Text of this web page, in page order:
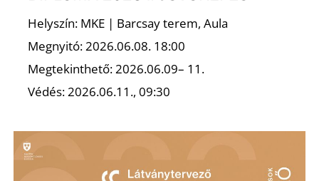
Helyszín: MKE | Barcsay terem, Aula
Megnyitó: 2026.06.08. 18:00
Megtekinthető: 2026.06.09– 11.
Védés: 2026.06.11., 09:30